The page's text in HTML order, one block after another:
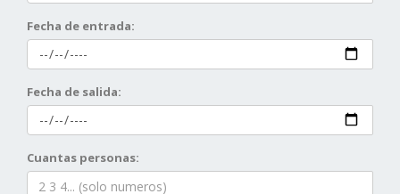
Fecha de entrada:
Fecha de salida:
Cuantas personas: